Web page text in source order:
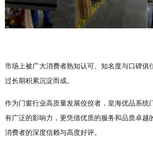
市场上被广大消费者熟知认可、知名度与口碑俱
过长期积累沉淀而成。
作为门窗行业高质量发展佼佼者，皇海优品系统
有广泛的影响力，更凭借优质的服务和品质卓越
消费者的深度信赖与高度好评。